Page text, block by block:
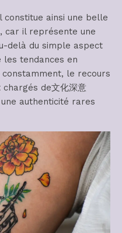
constitue ainsi une belle
car il représente une
delà du simple aspect
les tendances en
le recours
de文化深意
authenticité rares